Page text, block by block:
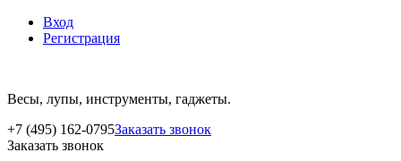
Вход
Регистрация
Весы, лупы, инструменты, гаджеты.
+7 (495) 162-0795Заказать звонок
Заказать звонок